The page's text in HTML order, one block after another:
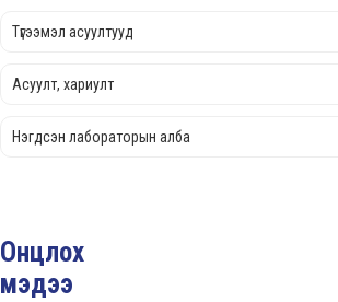
Түгээмэл асуултууд
Асуулт, хариулт
Нэгдсэн лабораторын алба
Онцлох
мэдээ